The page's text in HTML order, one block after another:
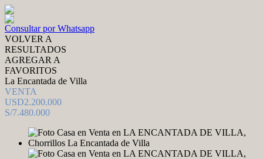
Consultar por Whatsapp
VOLVER A
RESULTADOS
AGREGAR A
FAVORITOS
La Encantada de Villa
VENTA
USD2.200.000
S/7.480.000